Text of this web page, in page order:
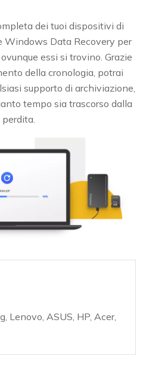
dei tuoi dispositivi di
Windows Data Recovery per
essi si trovino. Grazie
della cronologia, potrai
supporto di archiviazione,
tempo sia trascorso dalla
perdita.
Lenovo, ASUS, HP, Acer,